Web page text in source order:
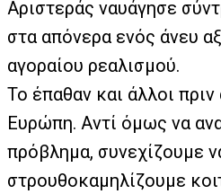
Αριστεράς ναυάγησε
στα απόνερα ενός άνευ
αγοραίου ρεαλισμού.
Το έπαθαν και άλλοι
Ευρώπη. Αντί όμως να
πρόβλημα, συνεχίζουμε
στρουθοκαμηλίζουμε